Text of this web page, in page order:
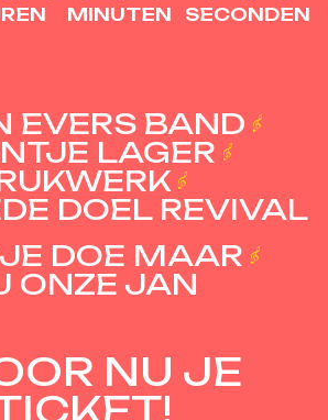
MINUTEN SECONDEN
EVERS BAND
LAGER
DOEL REVIVAL
DOE MAAR
ONZE JAN
NU JE